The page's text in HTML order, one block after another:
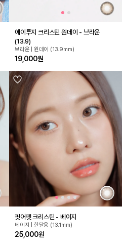
에이투지 크리스틴 원데이 - 브라운
(13.9)
브라운 | 원데이 (13.9mm)
19,000원
핏어팻 크리스틴 - 베이지
베이지 | 한달용 (13.1mm)
25,000원